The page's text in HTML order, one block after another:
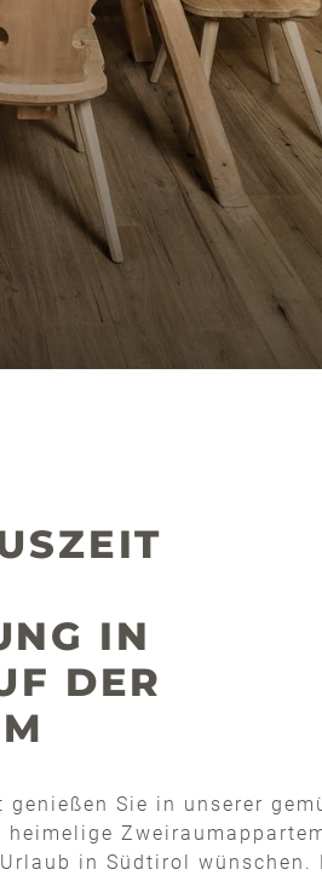
IN
DER
Sie in unserer
heimelige
in Südtirol wünschen.